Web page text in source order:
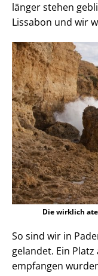
länger stehen
Lissabon und wir
Die wirklich
So sind wir in
gelandet. Ein
empfangen